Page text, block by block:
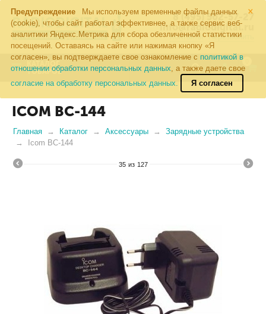
×
Предупреждение
Мы используем временные файлы данных
(cookie), чтобы сайт работал эффективнее, а также сервис веб-
аналитики Яндекс.Метрика для сбора обезличенной статистики
посещений. Оставаясь на сайте или нажимая кнопку «Я
согласен», вы подтверждаете свое ознакомление с политикой в
отношении обработки персональных данных, а также даете свое
согласие на обработку персональных данных.
Я согласен
8 (495) 502-57-27
info@radiodigital.ru
Контакты Перезвонить
КАТАЛОГ
ТОВАРОВ
ICOM BC-144
Главная Каталог Аксессуары
Зарядные устройства
Icom BC-144
35 из 127